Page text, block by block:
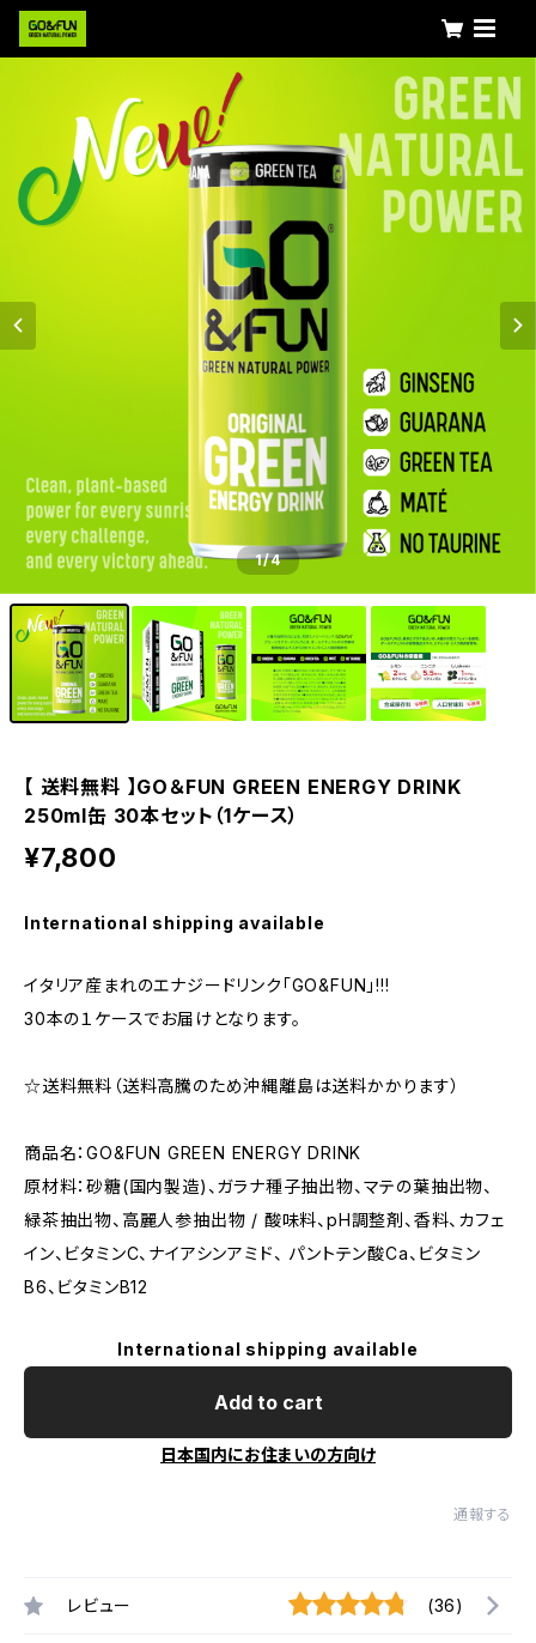
1/4
【 送料無料 】GO＆FUN GREEN ENERGY DRINK
250ml缶 30本セット（1ケース）
¥7,800
International shipping available
イタリア産まれのエナジードリンク「GO&FUN」!!!
30本の１ケースでお届けとなります。
☆送料無料（送料高騰のため沖縄離島は送料かかります）
商品名：GO&FUN GREEN ENERGY DRINK
原材料：砂糖(国内製造)、ガラナ種子抽出物、マテの葉抽出物、
緑茶抽出物、高麗人参抽出物 / 酸味料、pH調整剤、香料、カフェ
イン、ビタミンC、ナイアシンアミド、 パントテン酸Ca、ビタミン
B6、ビタミンB12
International shipping available
Add to cart
日本国内にお住まいの方向け
通報する
レビュー (36)